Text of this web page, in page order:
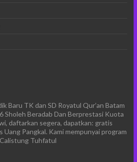
Baru TK dan SD Royatul Qur’an Batam
Sholeh Beradab Dan Berprestasi Kuota
daftarkan segera, dapatkan: gratis
Pangkal. Kami mempunyai program
Tuhfatul